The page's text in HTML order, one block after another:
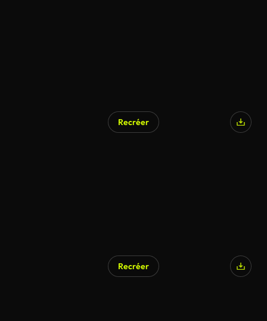
Recréer
Recréer